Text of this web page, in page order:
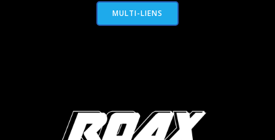
MULTI-LIENS